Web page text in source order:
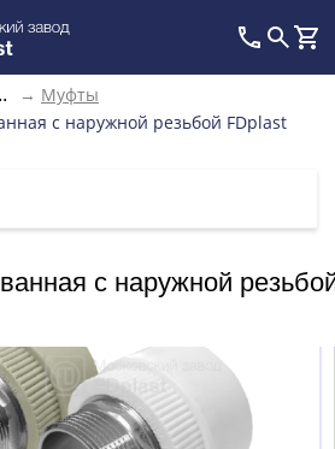
→ Муфты
с наружной резьбой FDplast
с наружной